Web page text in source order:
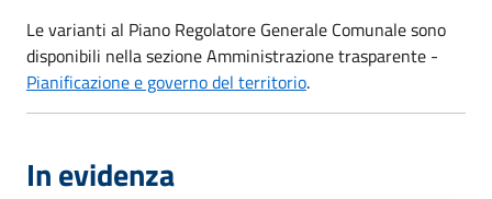
Le varianti al Piano Regolatore Generale Comunale sono
disponibili nella sezione Amministrazione trasparente -
Pianificazione e governo del territorio.
In evidenza